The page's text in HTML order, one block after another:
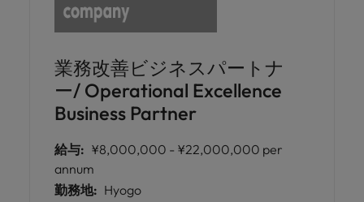
業務改善ビジネスパートナ
ー/ Operational Excellence
Business Partner
給与: ¥8,000,000 - ¥22,000,000 per
annum
勤務地: Hyogo